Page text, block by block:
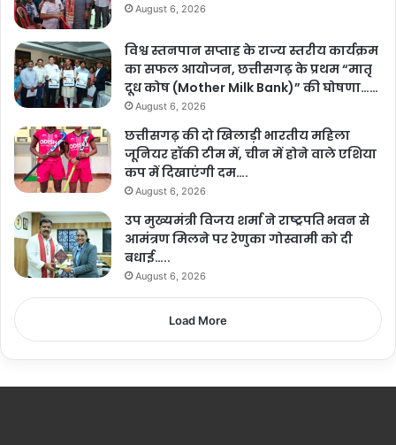
August 6, 2026
विश्व स्तनपान सप्ताह के राज्य स्तरीय कार्यक्रम
का सफल आयोजन, छत्तीसगढ़ के प्रथम “मातृ
दूध कोष (Mother Milk Bank)” की घोषणा……
August 6, 2026
छत्तीसगढ़ की दो खिलाड़ी भारतीय महिला
जूनियर हॉकी टीम में, चीन में होने वाले एशिया
कप में दिखाएंगी दम….
August 6, 2026
उप मुख्यमंत्री विजय शर्मा ने राष्ट्रपति भवन से
आमंत्रण मिलने पर रेणुका गोस्वामी को दी
बधाई…..
August 6, 2026
Load More